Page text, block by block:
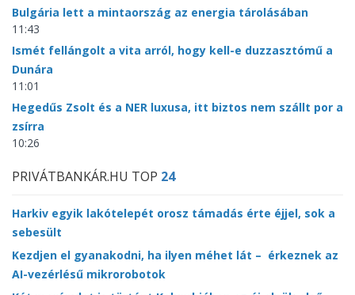
Bulgária lett a mintaország az energia tárolásában
11:43
Ismét fellángolt a vita arról, hogy kell-e duzzasztómű a
Dunára
11:01
Hegedűs Zsolt és a NER luxusa, itt biztos nem szállt por a
zsírra
10:26
PRIVÁTBANKÁR.HU TOP 24
Harkiv egyik lakótelepét orosz támadás érte éjjel, sok a
sebesült
Kezdjen el gyanakodni, ha ilyen méhet lát – érkeznek az
AI-vezérlésű mikrorobotok